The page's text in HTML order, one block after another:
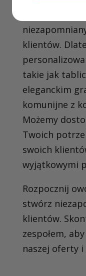
klientów.
takie jak
eleganckim
komunijne z
Możemy
Twoich
swoich
wyjątkowymi
Rozpocznij
stwórz
klientów.
zespołem,
naszej oferty i